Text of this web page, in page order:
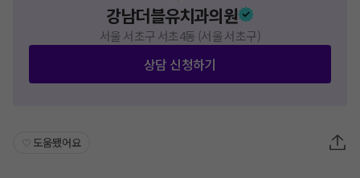
강남더블유치과의원
서울 서초구 서초4동 (서울 서초구)
상담 신청하기
도움됐어요